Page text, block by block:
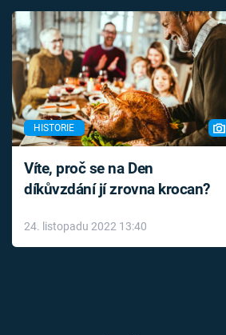
HISTORIE
Víte, proč se na Den
díkůvzdání jí zrovna krocan?
24. listopadu 2022 13:40